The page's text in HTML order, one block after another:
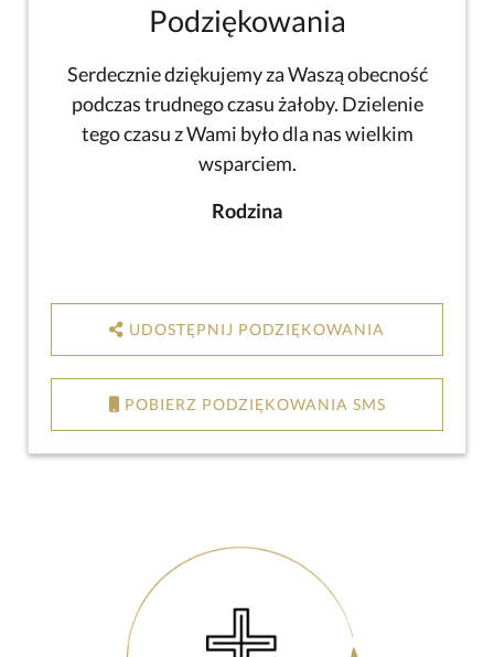
Podziękowania
Serdecznie dziękujemy za Waszą obecność
podczas trudnego czasu żałoby. Dzielenie
tego czasu z Wami było dla nas wielkim
wsparciem.
Rodzina
UDOSTĘPNIJ PODZIĘKOWANIA
POBIERZ PODZIĘKOWANIA SMS